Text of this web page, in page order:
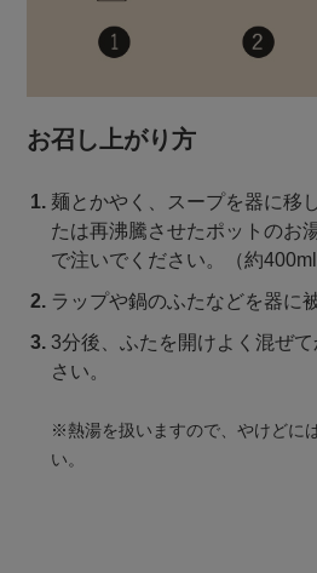
お召し上がり方
麺とかやく、スープを器に移
たは再沸騰させたポットのお
で注いでください。（約400ml
ラップや鍋のふたなどを器に
3分後、ふたを開けよく混ぜ
さい。
※熱湯を扱いますので、やけどに
い。